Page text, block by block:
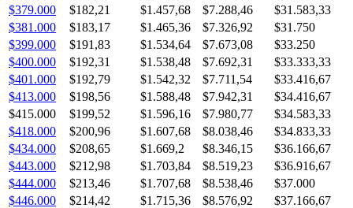
$379.000
$182,21 $1.457,68 $7.288,46
$31.583,33
$381.000
$183,17 $1.465,36 $7.326,92
$31.750
$399.000
$191,83 $1.534,64 $7.673,08
$33.250
$400.000
$192,31 $1.538,48 $7.692,31
$33.333,33
$401.000
$192,79 $1.542,32 $7.711,54
$33.416,67
$413.000
$198,56 $1.588,48 $7.942,31
$34.416,67
$415.000
$199,52 $1.596,16 $7.980,77
$34.583,33
$418.000
$200,96 $1.607,68 $8.038,46
$34.833,33
$434.000
$208,65 $1.669,2 $8.346,15
$36.166,67
$443.000
$212,98 $1.703,84 $8.519,23
$36.916,67
$444.000
$213,46 $1.707,68 $8.538,46
$37.000
$446.000
$214,42 $1.715,36 $8.576,92
$37.166,67